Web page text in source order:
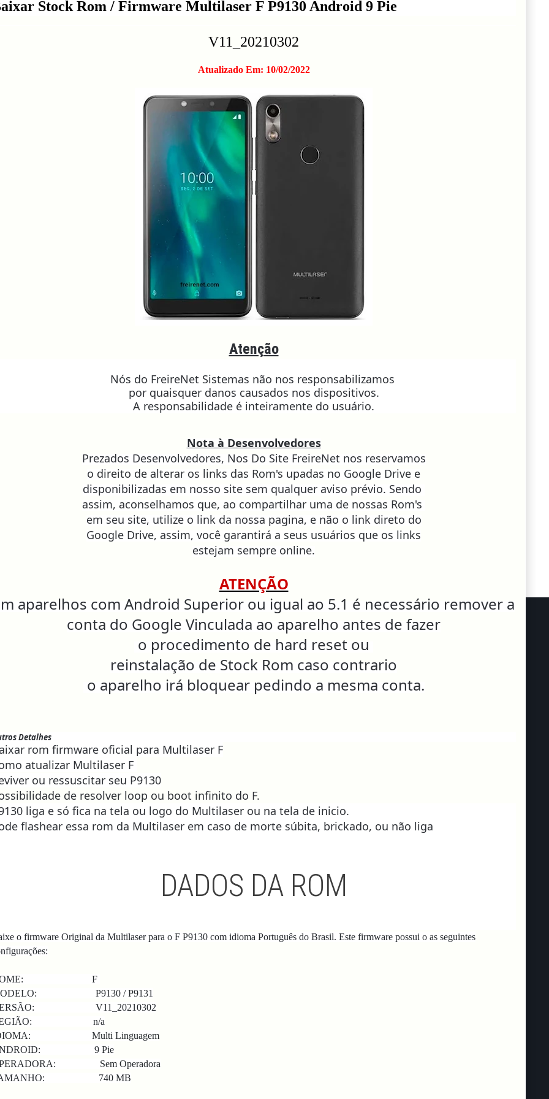
Stock Rom / Firmware Multilaser F P9130 Android 9 Pie
V11_20210302
Atualizado Em: 10/02/2022
Atenção
Nós do FreireNet Sistemas não nos responsabilizamos
por quaisquer danos causados nos dispositivos.
A responsabilidade é inteiramente do usuário.
Nota à Desenvolvedores
Prezados Desenvolvedores, Nos Do Site FreireNet nos reservamos
o direito de alterar os links das Rom's upadas no Google Drive e
disponibilizadas em nosso site sem qualquer aviso prévio. Sendo
assim, aconselhamos que, ao compartilhar uma de nossas Rom's
em seu site, utilize o link da nossa pagina, e não o link direto do
Google Drive, assim, você garantirá a seus usuários que os links
estejam sempre online.
ATENÇÃO
aparelhos com Android Superior ou igual ao 5.1 é necessário remover a
conta do Google Vinculada ao aparelho antes de fazer
o procedimento de hard reset ou
reinstalação de Stock Rom caso contrario
o aparelho irá bloquear pedindo a mesma conta.
Detalhes
rom firmware oficial para Multilaser F
atualizar Multilaser F
ou ressuscitar seu P9130
de resolver loop ou boot infinito do F.
liga e só fica na tela ou logo do Multilaser ou na tela de inicio.
flashear essa rom da Multilaser em caso de morte súbita, brickado, ou não liga
DADOS DA ROM
o firmware Original da Multilaser para o F P9130 com idioma Português do Brasil. Este firmware possui o as seguintes
F
P9130 / P9131
V11_20210302
n/a
Multi Linguagem
9 Pie
Sem Operadora
740 MB